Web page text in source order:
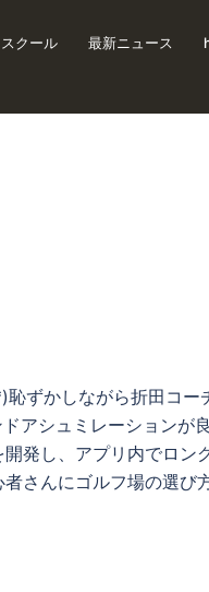
クール 最新ニュース
ずかしながら折田コ
シュミレーションが
発し、アプリ内でロ
さんにゴルフ場の選び